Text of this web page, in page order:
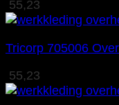
55,23
Tricorp 705006
55,23